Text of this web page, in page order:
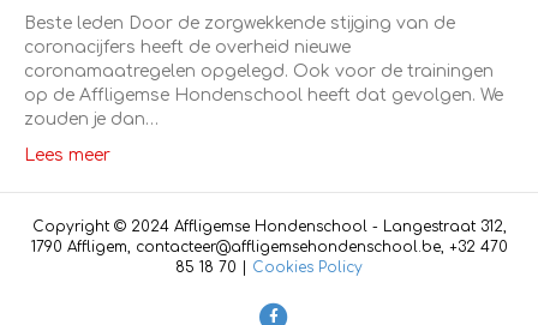
Beste leden Door de zorgwekkende stijging van de
coronacijfers heeft de overheid nieuwe
coronamaatregelen opgelegd. Ook voor de trainingen
op de Affligemse Hondenschool heeft dat gevolgen. We
zouden je dan…
Lees meer
Copyright © 2024 Affligemse Hondenschool - Langestraat 312,
1790 Affligem, contacteer@affligemsehondenschool.be, +32 470
85 18 70 | Cookies Policy
F